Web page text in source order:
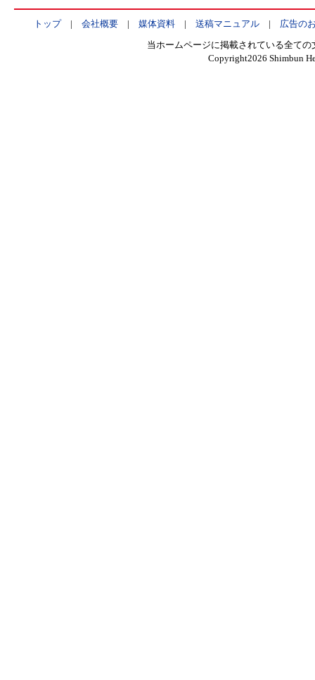
トップ| 会社概要| 媒体資料| 送稿マニュアル| 広告の
当ホームページに掲載されている全て
Copyright2026 Shimbun